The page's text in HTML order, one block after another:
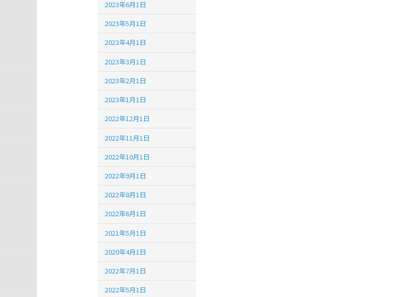
2023年6月1日
2023年5月1日
2023年4月1日
2023年3月1日
2023年2月1日
2023年1月1日
2022年12月1日
2022年11月1日
2022年10月1日
2022年9月1日
2022年8月1日
2022年6月1日
2021年5月1日
2020年4月1日
2022年7月1日
2022年5月1日